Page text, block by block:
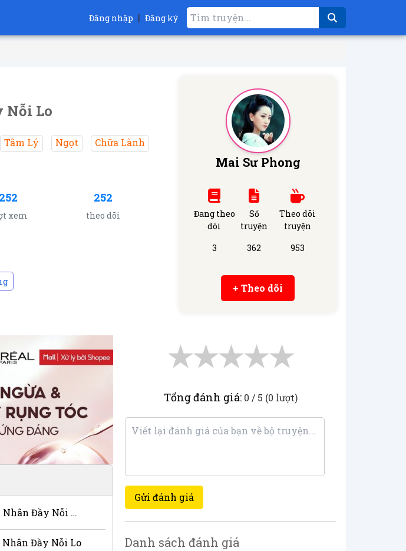
Đăng nhập | Đăng ký
Nỗi Lo
Tâm Lý Ngọt
Chữa Lành
252
xem
252
theo dõi
Mai Sư Phong
Đang theo
dõi
3
Số
truyện
362
Theo dõi
truyện
953
+ Theo dõi
Chương 4 - Cuộc Hôn Nhân Đầy Nỗi Lo
Nhân Đầy Nỗi Lo
★
★
★
★
★
Tổng đánh giá: 0 / 5 (0 lượt)
Gửi đánh giá
Danh sách đánh giá